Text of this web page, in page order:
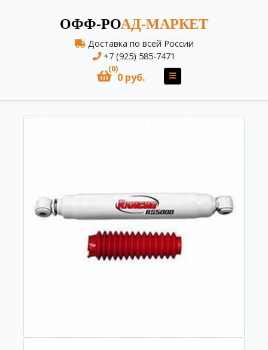
ОФФ-РОАД-МАРКЕТ
Доставка по всей России
+7 (925) 585-7471
(0)
0 руб.